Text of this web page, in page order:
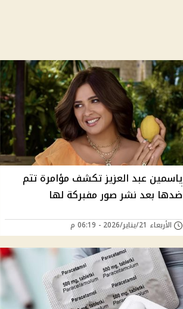
ياسمين عبد العزيز تكشف مؤامرة تتم
ضدها بعد نشر صور مفبركة لها
الأربعاء 21/يناير/2026 - 06:19 م